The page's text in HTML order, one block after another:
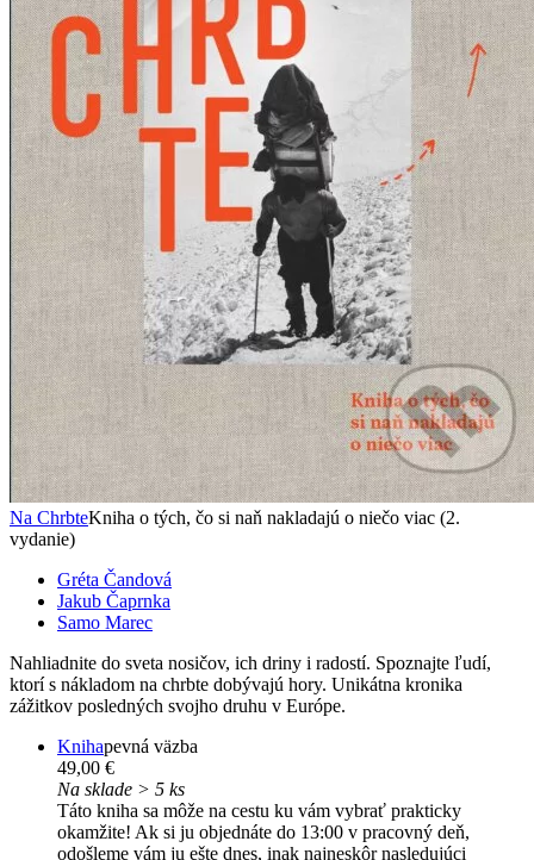
Na ChrbteKniha o tých, čo si naň nakladajú o niečo viac (2.
vydanie)
Gréta Čandová
Jakub Čaprnka
Samo Marec
Nahliadnite do sveta nosičov, ich driny i radostí. Spoznajte ľudí,
ktorí s nákladom na chrbte dobývajú hory. Unikátna kronika
zážitkov posledných svojho druhu v Európe.
Knihapevná väzba
49,00 €
Na sklade > 5 ks
Táto kniha sa môže na cestu ku vám vybrať prakticky
okamžite! Ak si ju objednáte do 13:00 v pracovný deň,
odošleme vám ju ešte dnes, inak najneskôr nasledujúci